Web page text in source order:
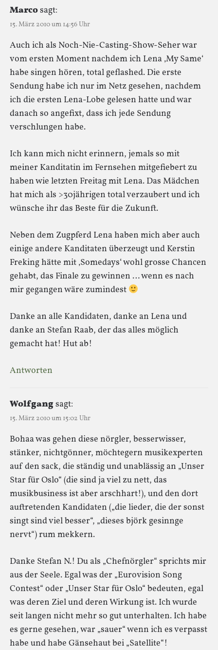
Marcosagt:
15. März 2010 um 14:56 Uhr
Auch ich als Noch-Nie-Casting-Show-Seher war
vom ersten Moment nachdem ich Lena ‚My Same‘
habe singen hören, total geflashed. Die erste
Sendung habe ich nur im Netz gesehen, nachdem
ich die ersten Lena-Lobe gelesen hatte und war
danach so angefixt, dass ich jede Sendung
verschlungen habe.
Ich kann mich nicht erinnern, jemals so mit
meiner Kanditatin im Fernsehen mitgefiebert zu
haben wie letzten Freitag mit Lena. Das Mädchen
hat mich als >30jährigen total verzaubert und ich
wünsche ihr das Beste für die Zukunft.
Neben dem Zugpferd Lena haben mich aber auch
einige andere Kanditaten überzeugt und Kerstin
Freking hätte mit ‚Somedays‘ wohl grosse Chancen
gehabt, das Finale zu gewinnen … wenn es nach
mir gegangen wäre zumindest
Danke an alle Kandidaten, danke an Lena und
danke an Stefan Raab, der das alles möglich
gemacht hat! Hut ab!
Antworten
Wolfgangsagt:
15. März 2010 um 15:02 Uhr
Bohaa was gehen diese nörgler, besserwisser,
stänker, nichtgönner, möchtegern musikexperten
auf den sack, die ständig und unablässig an „Unser
Star für Oslo“ (die sind ja viel zu nett, das
musikbusiness ist aber arschhart!), und den dort
auftretenden Kandidaten („die lieder, die der sonst
singt sind viel besser“, „dieses björk gesinnge
nervt“) rum mekkern.
Danke Stefan N.! Du als „Chefnörgler“ sprichts mir
aus der Seele. Egal was der „Eurovision Song
Contest“ oder „Unser Star für Oslo“ bedeuten, egal
was deren Ziel und deren Wirkung ist. Ich wurde
seit langen nicht mehr so gut unterhalten. Ich habe
es gerne gesehen, war „sauer“ wenn ich es verpasst
habe und habe Gänsehaut bei „Satellite“!